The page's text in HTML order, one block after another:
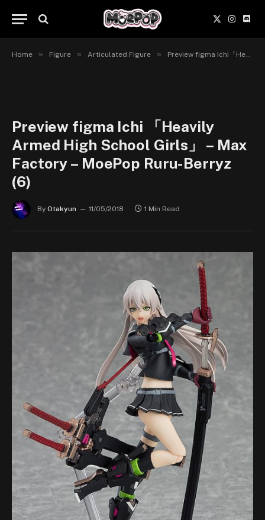
X
(Twitter)
Home » Figure » Articulated Figure » Preview figma Ichi「Heavily Armed High School Girls」 | Max Factory
Preview figma Ichi 「Heavily
Armed High School Girls」 – Max
Factory – MoePop Ruru-Berryz
(6)
By Otakyun 11/05/2018 1 Min Read